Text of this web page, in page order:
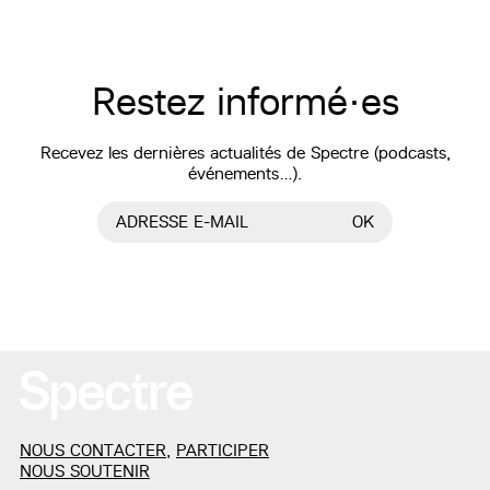
Restez informé·es
Recevez les dernières actualités de Spectre (podcasts,
événements…).
ADRESSE E-MAIL OK
NOUS CONTACTER PARTICIPER
NOUS SOUTENIR